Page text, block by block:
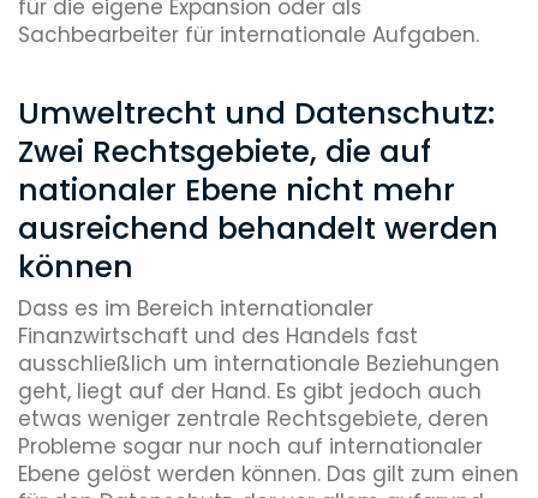
für die eigene Expansion oder als
Sachbearbeiter für internationale Aufgaben.
Umweltrecht und Datenschutz:
Zwei Rechtsgebiete, die auf
nationaler Ebene nicht mehr
ausreichend behandelt werden
können
Dass es im Bereich internationaler
Finanzwirtschaft und des Handels fast
ausschließlich um internationale Beziehungen
geht, liegt auf der Hand. Es gibt jedoch auch
etwas weniger zentrale Rechtsgebiete, deren
Probleme sogar nur noch auf internationaler
Ebene gelöst werden können. Das gilt zum einen